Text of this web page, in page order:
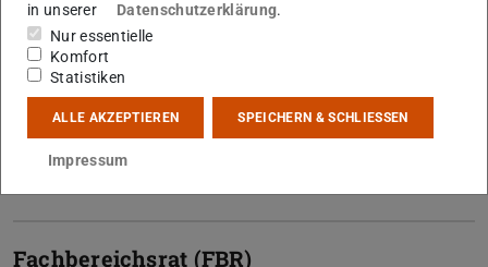
uns ein paar kleinere oder größere Ämter inne. Wenn ihr
wissen wollt, wer von uns für welches Amt zuständig ist,
schaut gerne mal auf die Außenseite unserer
Fachschaftsraumtür (B202/5), kommt vorbei oder
schreibt uns eine E-Mail.
Hier die allerwichtigsten Ämter im Überblick:
Fachbereichsrat (FBR)
in unserer
Datenschutzerklärung.
Nur essentielle
Komfort
Statistiken
ALLE AKZEPTIEREN SPEICHERN & SCHLIESSEN
Impressum